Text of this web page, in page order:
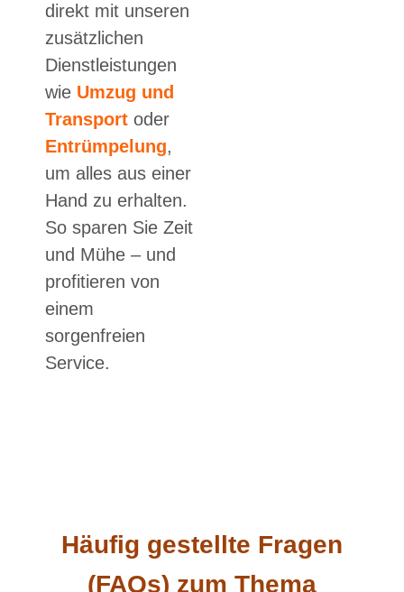
direkt mit unseren
zusätzlichen
Dienstleistungen
wie Umzug und
Transport oder
Entrümpelung,
um alles aus einer
Hand zu erhalten.
So sparen Sie Zeit
und Mühe – und
profitieren von
einem
sorgenfreien
Service.
Häufig gestellte Fragen
(FAQs) zum Thema